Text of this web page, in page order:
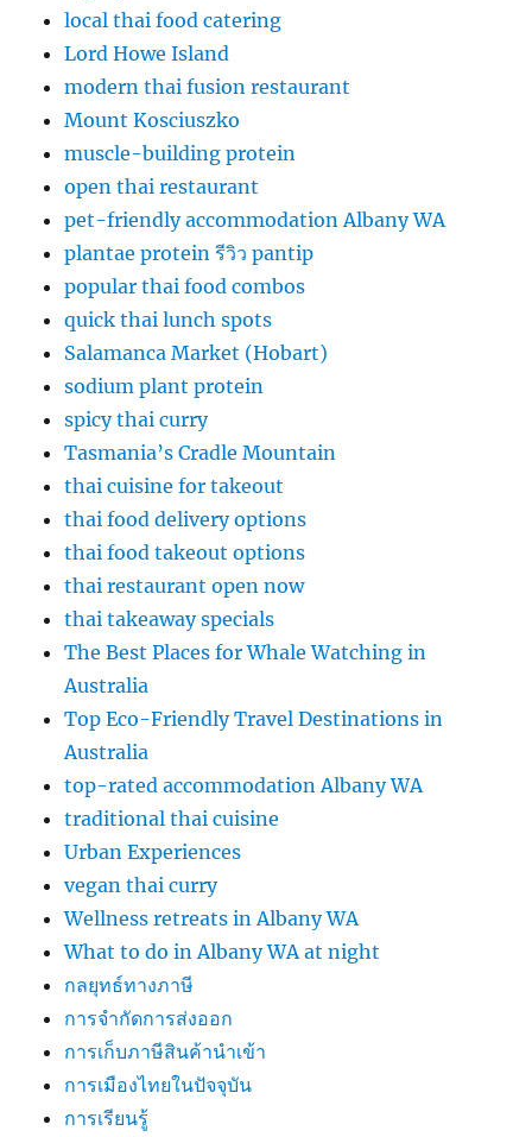
local thai food catering
Lord Howe Island
modern thai fusion restaurant
Mount Kosciuszko
muscle-building protein
open thai restaurant
pet-friendly accommodation Albany WA
plantae protein รีวิว pantip
popular thai food combos
quick thai lunch spots
Salamanca Market (Hobart)
sodium plant protein
spicy thai curry
Tasmania’s Cradle Mountain
thai cuisine for takeout
thai food delivery options
thai food takeout options
thai restaurant open now
thai takeaway specials
The Best Places for Whale Watching in
Australia
Top Eco-Friendly Travel Destinations in
Australia
top-rated accommodation Albany WA
traditional thai cuisine
Urban Experiences
vegan thai curry
Wellness retreats in Albany WA
What to do in Albany WA at night
กลยุทธ์ทางภาษี
การจำกัดการส่งออก
การเก็บภาษีสินค้านำเข้า
การเมืองไทยในปัจจุบัน
การเรียนรู้